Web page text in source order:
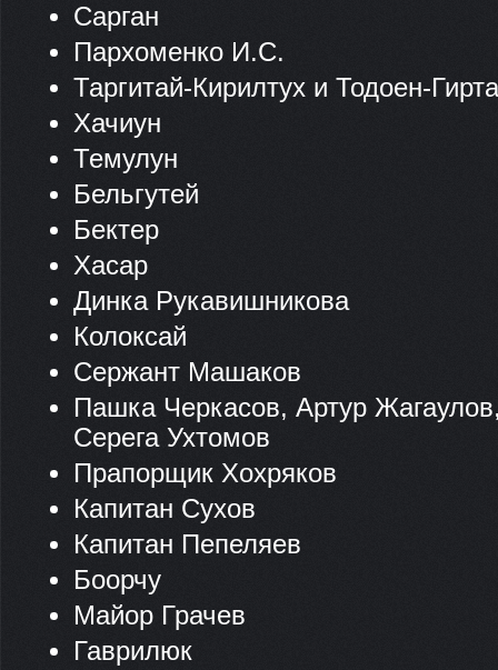
Сарган
Пархоменко И.С.
Таргитай-Кирилтух и Тодоен-
Хачиун
Темулун
Бельгутей
Бектер
Хасар
Динка Рукавишникова
Колоксай
Сержант Машаков
Пашка Черкасов, Артур
Серега Ухтомов
Прапорщик Хохряков
Капитан Сухов
Капитан Пепеляев
Боорчу
Майор Грачев
Гаврилюк